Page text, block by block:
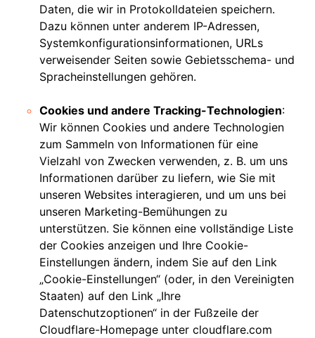
Daten, die wir in Protokolldateien speichern.
Dazu können unter anderem IP-Adressen,
Systemkonfigurationsinformationen, URLs
verweisender Seiten sowie Gebietsschema- und
Spracheinstellungen gehören.
Cookies und andere Tracking-Technologien:
Wir können Cookies und andere Technologien
zum Sammeln von Informationen für eine
Vielzahl von Zwecken verwenden, z. B. um uns
Informationen darüber zu liefern, wie Sie mit
unseren Websites interagieren, und um uns bei
unseren Marketing-Bemühungen zu
unterstützen. Sie können eine vollständige Liste
der Cookies anzeigen und Ihre Cookie-
Einstellungen ändern, indem Sie auf den Link
„Cookie-Einstellungen“ (oder, in den Vereinigten
Staaten) auf den Link „Ihre
Datenschutzoptionen“ in der Fußzeile der
Cloudflare-Homepage unter cloudflare.com